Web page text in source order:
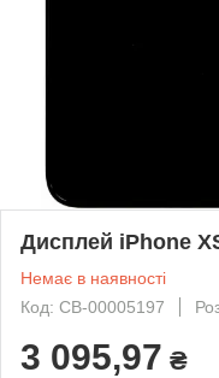
Дисплей iPhone
Немає в наявності
Код: CB-00005197
3 095,97 ₴